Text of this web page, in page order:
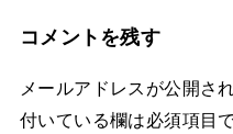
コメントを残す
メールアドレスが公開さ
付いている欄は必須項目